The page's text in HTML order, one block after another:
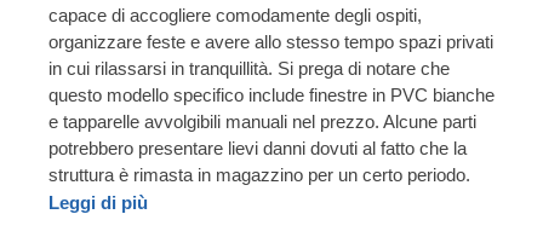
capace di accogliere comodamente degli ospiti,
organizzare feste e avere allo stesso tempo spazi privati
in cui rilassarsi in tranquillità. Si prega di notare che
questo modello specifico include finestre in PVC bianche
e tapparelle avvolgibili manuali nel prezzo. Alcune parti
potrebbero presentare lievi danni dovuti al fatto che la
struttura è rimasta in magazzino per un certo periodo.
Leggi di più